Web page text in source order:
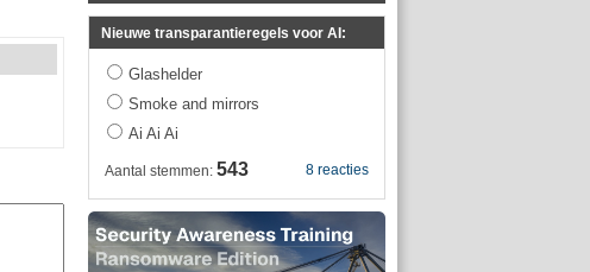
Nieuwe transparantieregels voor AI:
Glashelder
Smoke and mirrors
Ai Ai Ai
8 reacties
Aantal stemmen: 543